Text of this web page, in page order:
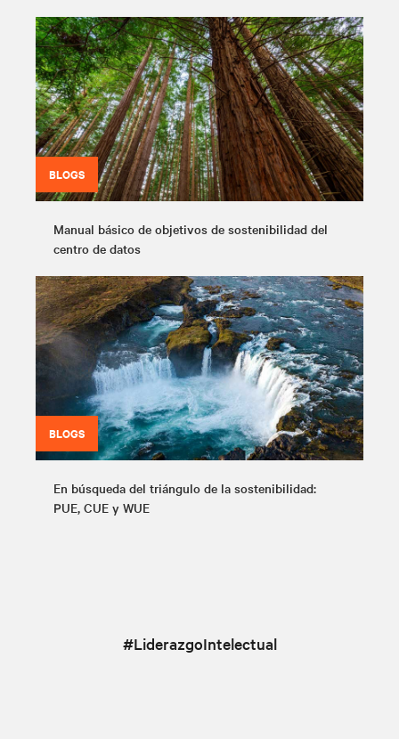
BLOGS
Manual básico de objetivos de sostenibilidad del
centro de datos
BLOGS
En búsqueda del triángulo de la sostenibilidad:
PUE, CUE y WUE
#LiderazgoIntelectual